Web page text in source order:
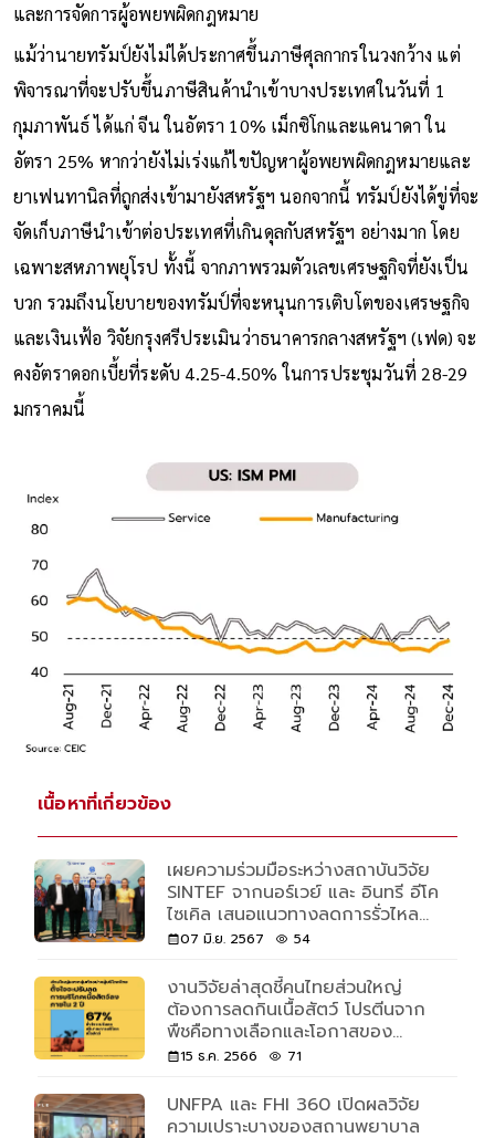
และการจัดการผู้อพยพผิดกฎหมาย
แม้ว่านายทรัมป์ยังไม่ได้ประกาศขึ้นภาษีศุลกากรในวงกว้าง แต่
พิจารณาที่จะปรับขึ้นภาษีสินค้านำเข้าบางประเทศในวันที่ 1
กุมภาพันธ์ ได้แก่ จีน ในอัตรา 10% เม็กซิโกและแคนาดา ใน
อัตรา 25% หากว่ายังไม่เร่งแก้ไขปัญหาผู้อพยพผิดกฎหมายและ
ยาเฟนทานิลที่ถูกส่งเข้ามายังสหรัฐฯ นอกจากนี้ ทรัมป์ยังได้ขู่ที่จะ
จัดเก็บภาษีนำเข้าต่อประเทศที่เกินดุลกับสหรัฐฯ อย่างมาก โดย
เฉพาะสหภาพยุโรป ทั้งนี้ จากภาพรวมตัวเลขเศรษฐกิจที่ยังเป็น
บวก รวมถึงนโยบายของทรัมป์ที่จะหนุนการเติบโตของเศรษฐกิจ
และเงินเฟ้อ วิจัยกรุงศรีประเมินว่าธนาคารกลางสหรัฐฯ (เฟด) จะ
คงอัตราดอกเบี้ยที่ระดับ 4.25-4.50% ในการประชุมวันที่ 28-29
มกราคมนี้
เนื้อหาที่เกี่ยวข้อง
เผยความร่วมมือระหว่างสถาบันวิจัย
SINTEF จากนอร์เวย์ และ อินทรี อีโค
ไซเคิล เสนอแนวทางลดการรั่วไหล
ของขยะพลาสติกสู่ทะเล
07 มิ.ย. 2567 54
งานวิจัยล่าสุดชี้คนไทยส่วนใหญ่
ต้องการลดกินเนื้อสัตว์ โปรตีนจาก
พืชคือทางเลือกและโอกาสของ
เกษตรกรและธุรกิจไทย
15 ธ.ค. 2566 71
UNFPA และ FHI 360 เปิดผลวิจัย
ความเปราะบางของสถานพยาบาล